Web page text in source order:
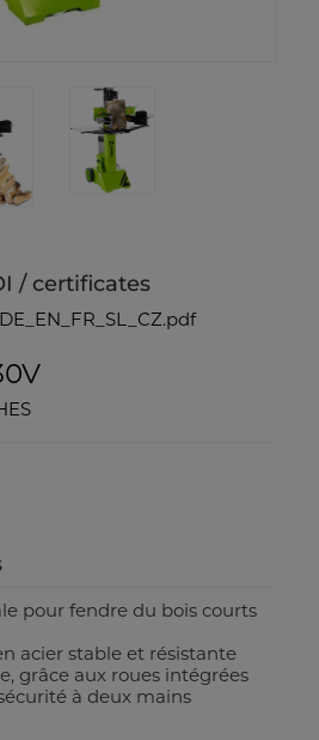
/ certificates
pour fendre du bois courts
acier stable et résistante
grâce aux roues intégrées
à deux mains